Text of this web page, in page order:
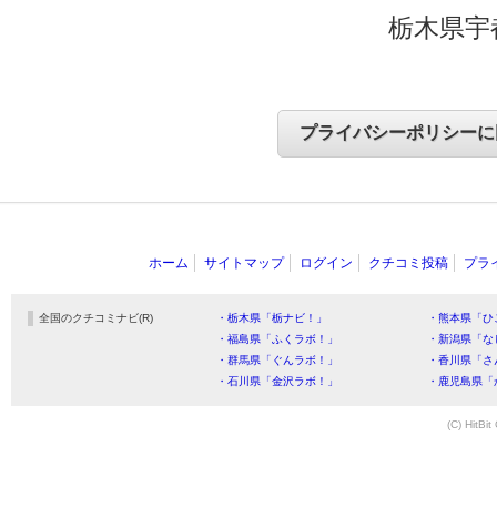
栃木県
ホーム サイトマップ ログイン クチコミ投稿 プラ
全国のクチコミナビ(R) ・栃木県「栃ナビ！」
・熊本県「
・福島県「ふくラボ！」
・新潟県「
・群馬県「ぐんラボ！」
・香川県「
・石川県「金沢ラボ！」
・鹿児島県
(C) HitBit